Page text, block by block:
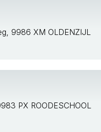
9986 XM OLDENZIJL
PX ROODESCHOOL